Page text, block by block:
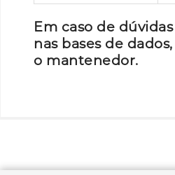
Em caso de
nas bases de
o mantenedor.